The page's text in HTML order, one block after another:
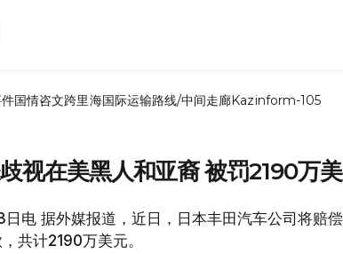
国情咨文跨里海国际运输路线/中间走廊Kazinform-105
视在美黑人和亚裔 被罚2190万
电 据外媒报道，近日，日本丰田汽车公司将赔
共计2190万美元。